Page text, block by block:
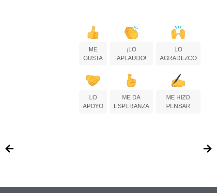
ME
GUSTA
¡LO
APLAUDO!
LO
AGRADEZCO
LO
APOYO
ME DA
ESPERANZA
ME HIZO
PENSAR